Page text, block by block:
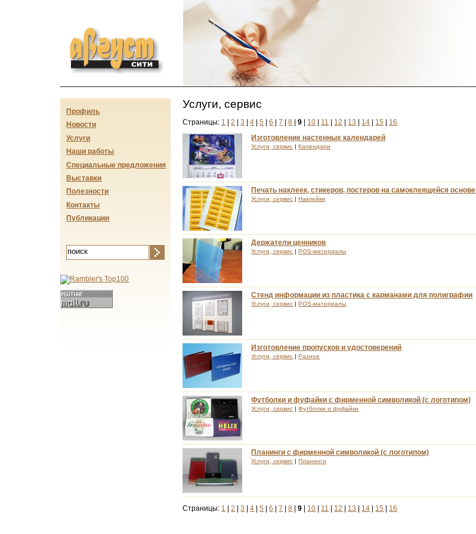
Август-сити
Услуги, сервис
Страницы: 1 |2 |3 |4 |5 |6 |7 |8 |9 10 11 12 13 14 15
16
Изготовление настенных календарей
Услуги, сервис Календари
Печать наклеек, стикеров, постеров на самоклеящейся основе
Услуги, сервис Наклейки
Держатели ценников
Услуги, сервис POS-материалы
Стенд информации из пластика с карманами для полиграфии
Услуги, сервис POS-материалы
Изготовление пропусков и удостоверений
Услуги, сервис Разное
Футболки и фуфайки с фирменной символикой (с логотипом)
Услуги, сервис |Футболки и фуфайки
Планинги с фирменной символикой (с логотипом)
Услуги, сервис Планинги
Страницы: 1 |2 |3 |4 |5 |6 |7 |8 |9 10 11 12 13 14 15 16
Профиль
Новости
Услуги
Наши работы
Специальные предложения
Выставки
Полезности
Контакты
Публикации